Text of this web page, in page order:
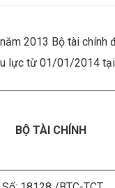
2013 Bộ tài chính
lực từ 01/01/2014
BỘ TÀI CHÍNH